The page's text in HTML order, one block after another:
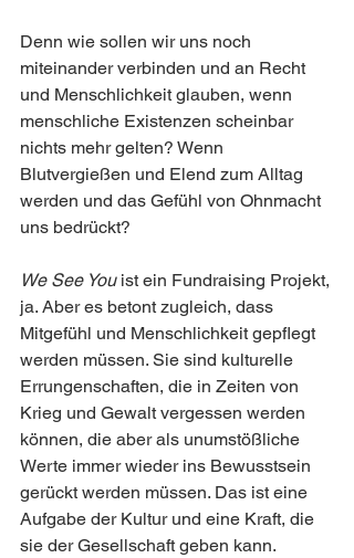
Denn wie sollen wir uns noch
miteinander verbinden und an Recht
und Menschlichkeit glauben, wenn
menschliche Existenzen scheinbar
nichts mehr gelten? Wenn
Blutvergießen und Elend zum Alltag
werden und das Gefühl von Ohnmacht
uns bedrückt?
We See You ist ein Fundraising Projekt,
ja. Aber es betont zugleich, dass
Mitgefühl und Menschlichkeit gepflegt
werden müssen. Sie sind kulturelle
Errungenschaften, die in Zeiten von
Krieg und Gewalt vergessen werden
können, die aber als unumstößliche
Werte immer wieder ins Bewusstsein
gerückt werden müssen. Das ist eine
Aufgabe der Kultur und eine Kraft, die
sie der Gesellschaft geben kann.